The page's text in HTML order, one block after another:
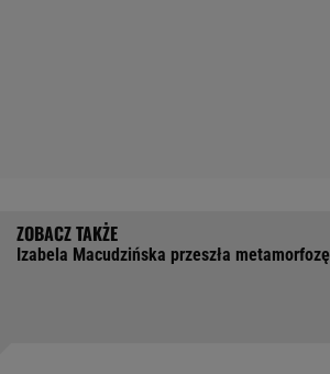
Izabela Macudzińska przeszła metamorfozę